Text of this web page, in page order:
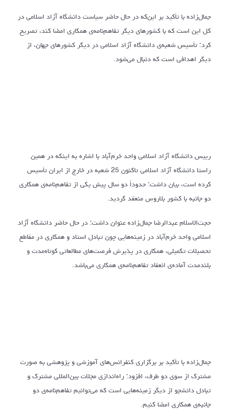
جمال‌زاده با تأکید بر این‌که در حال حاضر سیاست دانشگاه آزاد اسلامی در
کل این است که با کشورهای دیگر تفاهم‌نامه‌ی همکاری امضا کند، تصریح
کرد: تأسیس شعبه‌ی دانشگاه آزاد اسلامی در دیگر کشورهای جهان، از
دیگر اهدافی است که دنبال می‌شود.
رییس دانشگاه آزاد اسلامی واحد خرم‌آباد با اشاره به اینکه در همین
راستا دانشگاه آزاد اسلامی تاکنون 25 شعبه در خارج از ایران تأسیس
کرده است، بیان داشت: حدوداً دو سال پیش یکی از تفاهم‌نامه‌ی همکاری
دو جانبه با کشور بلاروس منعقد گردید.
حجت‌الاسلام عبدالرضا جمال‌زاده عنوان داشت: در حال حاضر دانشگاه آزاد
اسلامی واحد خرم‌آباد در زمینه‌هایی چون تبادل استاد و همکاری در مقاطع
تحصیلات تکمیلی، همکاری در پذیرش فرصت‌های مطالعاتی کوتاه‌مدت و
بلندمدت آماده‌ی انعقاد تفاهم‌نامه‌ی همکاری می‌باشد.
جمال‌زاده با تأکید بر برگزاری کنفرانس‌های آموزشی و پژوهشی به صورت
مشترک از سوی دو طرف، افزود: راه‌اندازی مجلات بین‌المللی مشترک و
تبادل دانشجو از دیگر زمینه‌هایی است که می‌توانیم تفاهم‌نامه‌ی دو
جانبه‌ی همکاری امضا کنیم.